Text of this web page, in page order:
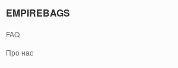
EMPIREBAGS
FAQ
Про нас